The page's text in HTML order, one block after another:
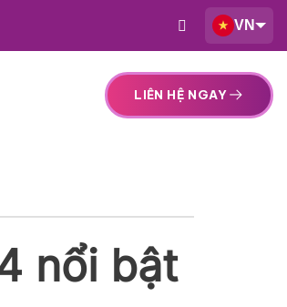
VN
LIÊN HỆ NGAY
nổi bật